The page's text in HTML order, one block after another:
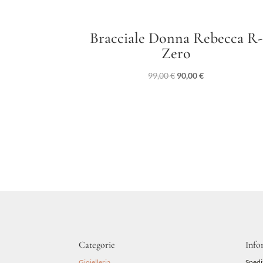
Bracciale Donna Rebecca R-
Zero
99,00€ Il
90,00€Il
Categorie